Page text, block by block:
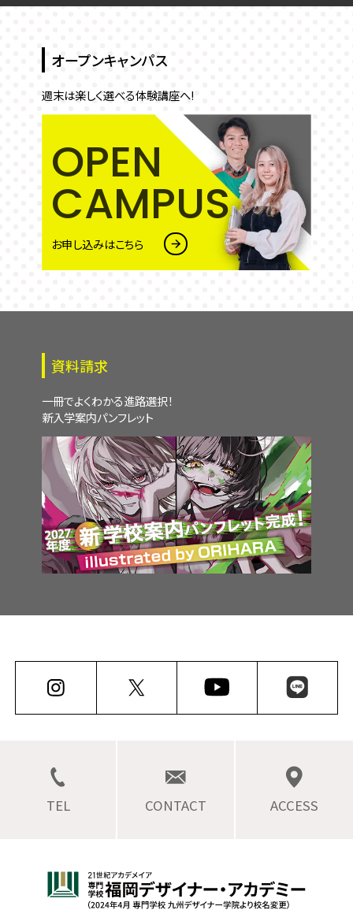
オープンキャンパス
週末は楽しく選べる体験講座へ!
OPEN
CAMPUS
お申し込みはこちら
資料請求
一冊でよくわかる進路選択！
新入学案内パンフレット
TEL CONTACT ACCESS